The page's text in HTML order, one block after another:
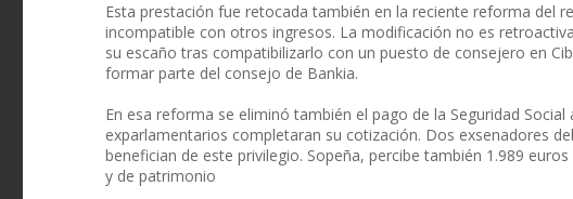
Esta prestación fue retocada también en la reciente reforma del
incompatible con otros ingresos. La modificación no es
su escaño tras compatibilizarlo con un puesto de consejero en
formar parte del consejo de Bankia.
En esa reforma se eliminó también el pago de la Seguridad
exparlamentarios completaran su cotización. Dos exsenadores
benefician de este privilegio. Sopeña, percibe también 1.989
y de patrimonio